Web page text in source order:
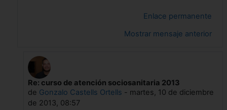
Enlace permanente
Mostrar mensaje anterior
En respuesta a ARANTXA SANCHEZ SOLER
Re: curso de atención sociosanitaria 2013
de Gonzalo Castells Ortells - martes, 10 de diciembre
de 2013, 08:57